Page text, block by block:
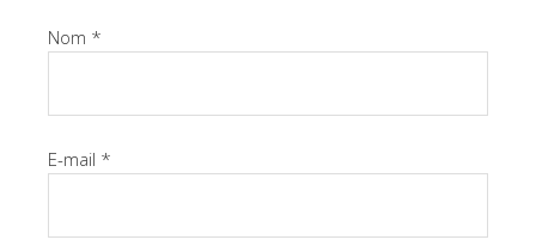
Nom *
E-mail *